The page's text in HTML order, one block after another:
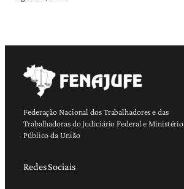
Federação Nacional dos Trabalhadores e das
Trabalhadoras do Judiciário Federal e Ministério
Público da União
Redes Sociais